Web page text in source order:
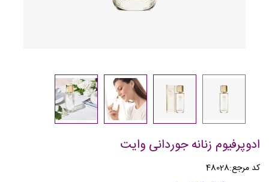
ادوپرفیوم زنانه جوردانی وایت
کد مرجع:48028